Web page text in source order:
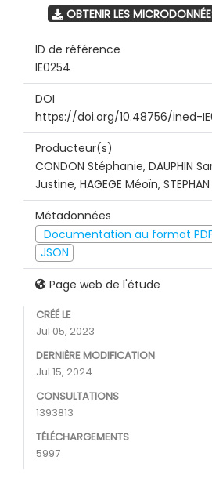
OBTENIR LES
ID de référence
IE0254
DOI
https://doi.org/10.48756/ined-
Producteur(s)
CONDON Stéphanie, DAUPHIN
Justine, HAGEGE Méoïn,
Métadonnées
Documentation au format
JSON
Page web de l'étude
CRÉÉ LE
Jul 05, 2023
DERNIÈRE MODIFICATION
Jul 15, 2024
CONSULTATIONS
1393813
TÉLÉCHARGEMENTS
5997